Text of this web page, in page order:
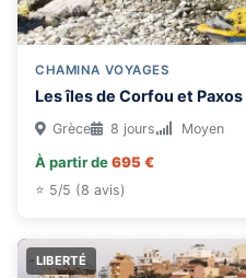
CHAMINA VOYAGES
Les îles de Corfou et Paxos
Grèce 8 jours Moyen
À partir de695 €
⭐ 5/5 (8 avis)
LIBERTÉ